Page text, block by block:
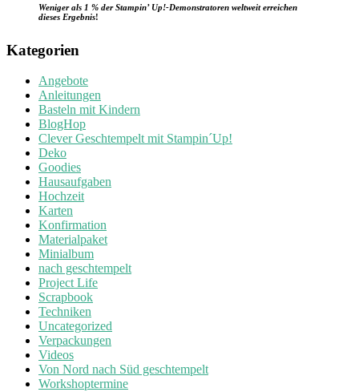
Weniger als 1 % der Stampin’ Up!-Demonstratoren weltweit erreichen
dieses Ergebnis!
Kategorien
Angebote
Anleitungen
Basteln mit Kindern
BlogHop
Clever Geschtempelt mit Stampin´Up!
Deko
Goodies
Hausaufgaben
Hochzeit
Karten
Konfirmation
Materialpaket
Minialbum
nach geschtempelt
Project Life
Scrapbook
Techniken
Uncategorized
Verpackungen
Videos
Von Nord nach Süd geschtempelt
Workshoptermine